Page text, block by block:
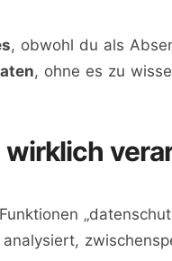
, obwohl du als
, ohne es zu
wirklich